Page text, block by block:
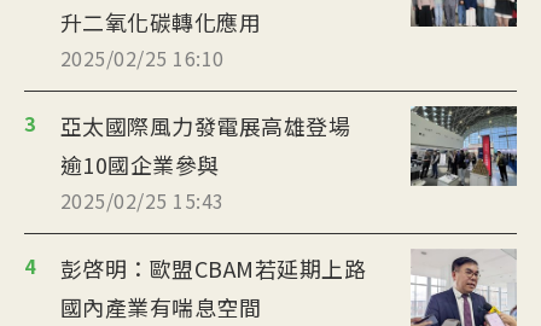
升二氧化碳轉化應用
2025/02/25 16:10
3
亞太國際風力發電展高雄登場
逾10國企業參與
2025/02/25 15:43
4
彭啓明：歐盟CBAM若延期上路
國內產業有喘息空間